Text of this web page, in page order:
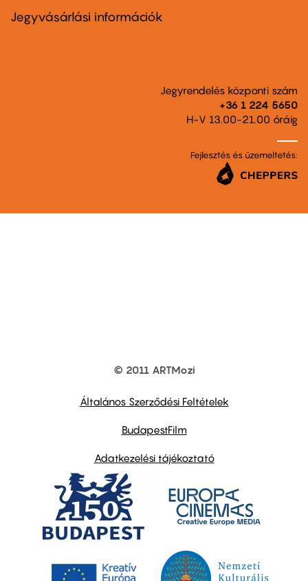
second
Jegyvásárlási információk
Jegyrendelés központi szám
+36 1 224 5650
H-V 13.00-21.00 óráig
Fejlesztés és üzemeltetés:
© 2011 ARTMozi
Általános Szerződési Feltételek
BudapestFilm
Adatkezelési tájékoztató